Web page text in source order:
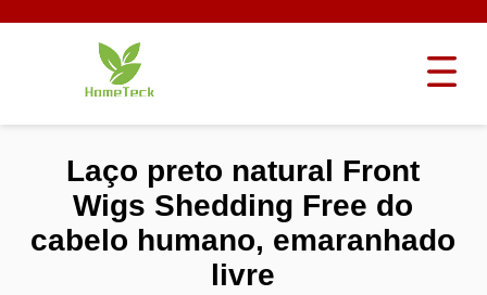
Laço preto natural Front
Wigs Shedding Free do
cabelo humano, emaranhado
livre